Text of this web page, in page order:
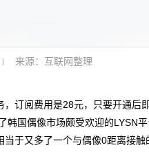
| 来源：互联网整理
订阅费用是28元，只要开通后
国偶像市场颇受欢迎的LYSN平
于又多了一个与偶像0距离接